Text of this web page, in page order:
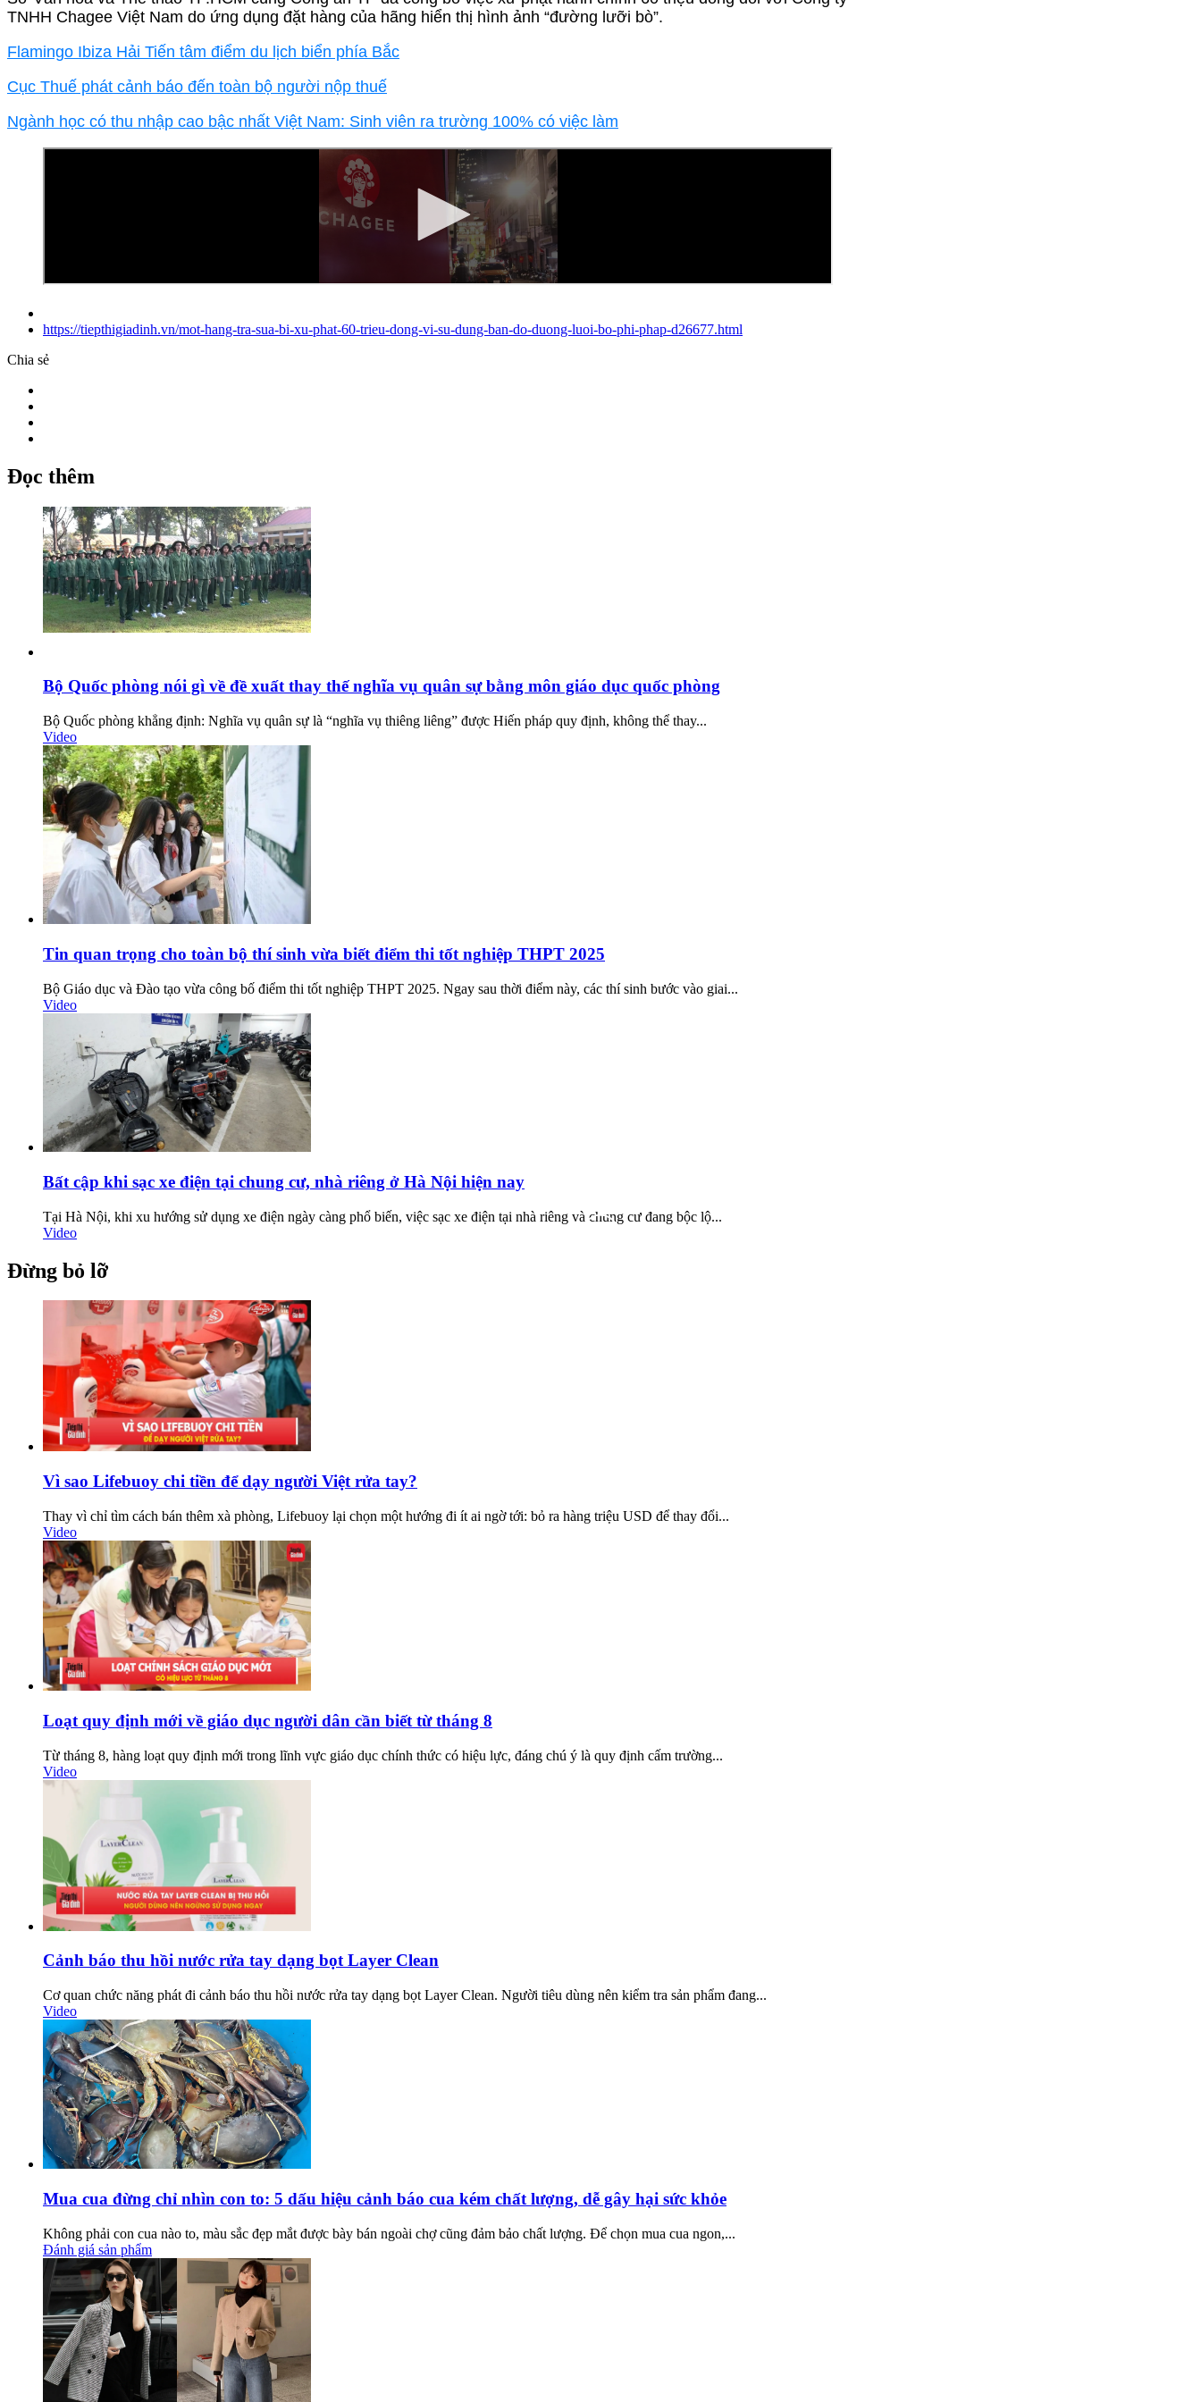
TNHH Chagee Việt Nam do ứng dụng đặt hàng của hãng hiển thị hình ảnh “đường lưỡi bò”.
Flamingo Ibiza Hải Tiến tâm điểm du lịch biển phía Bắc
Cục Thuế phát cảnh báo đến toàn bộ người nộp thuế
Ngành học có thu nhập cao bậc nhất Việt Nam: Sinh viên ra trường 100% có việc làm
https://tiepthigiadinh.vn/mot-hang-tra-sua-bi-xu-phat-60-trieu-dong-vi-su-dung-ban-do-duong-luoi-bo-phi-phap-d26677.html
Chia sẻ
Đọc thêm
Bộ Quốc phòng nói gì về đề xuất thay thế nghĩa vụ quân sự bằng môn giáo dục quốc phòng
Bộ Quốc phòng khẳng định: Nghĩa vụ quân sự là “nghĩa vụ thiêng liêng” được Hiến pháp quy định, không thể thay...
Video
Tin quan trọng cho toàn bộ thí sinh vừa biết điểm thi tốt nghiệp THPT 2025
Bộ Giáo dục và Đào tạo vừa công bố điểm thi tốt nghiệp THPT 2025. Ngay sau thời điểm này, các thí sinh bước vào giai...
Video
Bất cập khi sạc xe điện tại chung cư, nhà riêng ở Hà Nội hiện nay
Tại Hà Nội, khi xu hướng sử dụng xe điện ngày càng phổ biến, việc sạc xe điện tại nhà riêng và chung cư đang bộc lộ...
Video
Đừng bỏ lỡ
Vì sao Lifebuoy chi tiền để dạy người Việt rửa tay?
Thay vì chỉ tìm cách bán thêm xà phòng, Lifebuoy lại chọn một hướng đi ít ai ngờ tới: bỏ ra hàng triệu USD để thay đổi...
Video
Loạt quy định mới về giáo dục người dân cần biết từ tháng 8
Từ tháng 8, hàng loạt quy định mới trong lĩnh vực giáo dục chính thức có hiệu lực, đáng chú ý là quy định cấm trường...
Video
Cảnh báo thu hồi nước rửa tay dạng bọt Layer Clean
Cơ quan chức năng phát đi cảnh báo thu hồi nước rửa tay dạng bọt Layer Clean. Người tiêu dùng nên kiểm tra sản phẩm đang...
Video
Mua cua đừng chỉ nhìn con to: 5 dấu hiệu cảnh báo cua kém chất lượng, dễ gây hại sức khỏe
Không phải con cua nào to, màu sắc đẹp mắt được bày bán ngoài chợ cũng đảm bảo chất lượng. Để chọn mua cua ngon,...
Đánh giá sản phẩm